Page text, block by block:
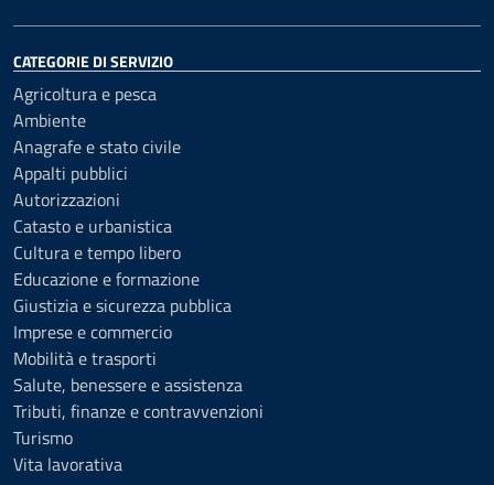
CATEGORIE DI SERVIZIO
Agricoltura e pesca
Ambiente
Anagrafe e stato civile
Appalti pubblici
Autorizzazioni
Catasto e urbanistica
Cultura e tempo libero
Educazione e formazione
Giustizia e sicurezza pubblica
Imprese e commercio
Mobilità e trasporti
Salute, benessere e assistenza
Tributi, finanze e contravvenzioni
Turismo
Vita lavorativa